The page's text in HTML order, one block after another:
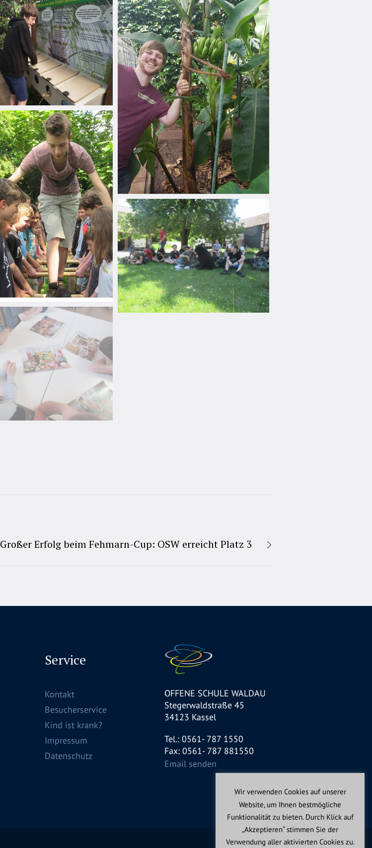
Großer Erfolg beim Fehmarn-Cup: OSW erreicht Platz 3
Service
Kontakt
Besucherservice
Kind ist krank?
Impressum
Datenschutz
OFFENE SCHULE WALDAU
Stegerwaldstraße 45
34123 Kassel
Tel.: 0561- 787 1550
Fax: 0561- 787 881550
Email senden
Wir verwenden Cookies auf unserer
Website, um Ihnen bestmögliche
Funktionalität zu bieten. Durch Klick auf
„Akzeptieren“ stimmen Sie der
Verwendung aller aktivierten Cookies zu.